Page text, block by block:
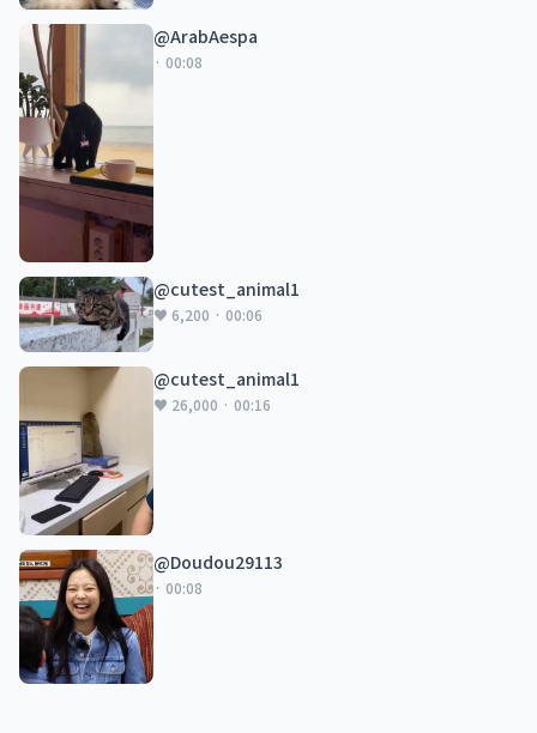
@ArabAespa
· 00:08
@cutest_animal1
♥ 6,200 · 00:06
@cutest_animal1
♥ 26,000 · 00:16
@Doudou29113
· 00:08